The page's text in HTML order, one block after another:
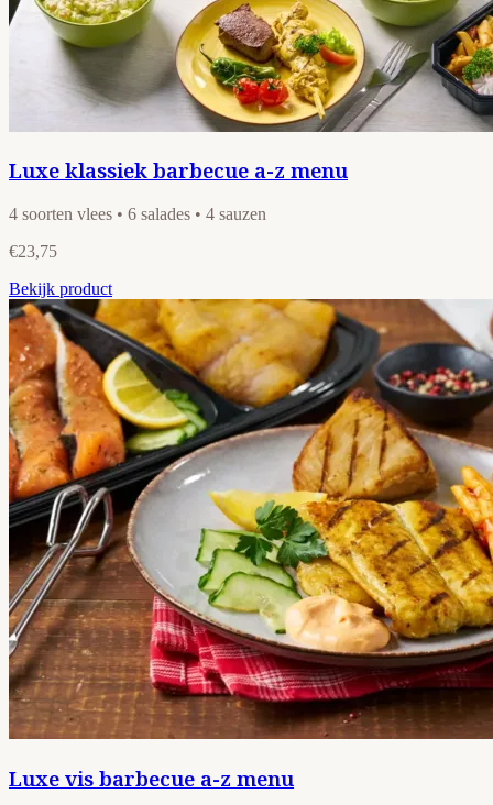
Luxe klassiek barbecue a-z menu
4 soorten vlees • 6 salades • 4 sauzen
€23,75
Bekijk product
Luxe vis barbecue a-z menu